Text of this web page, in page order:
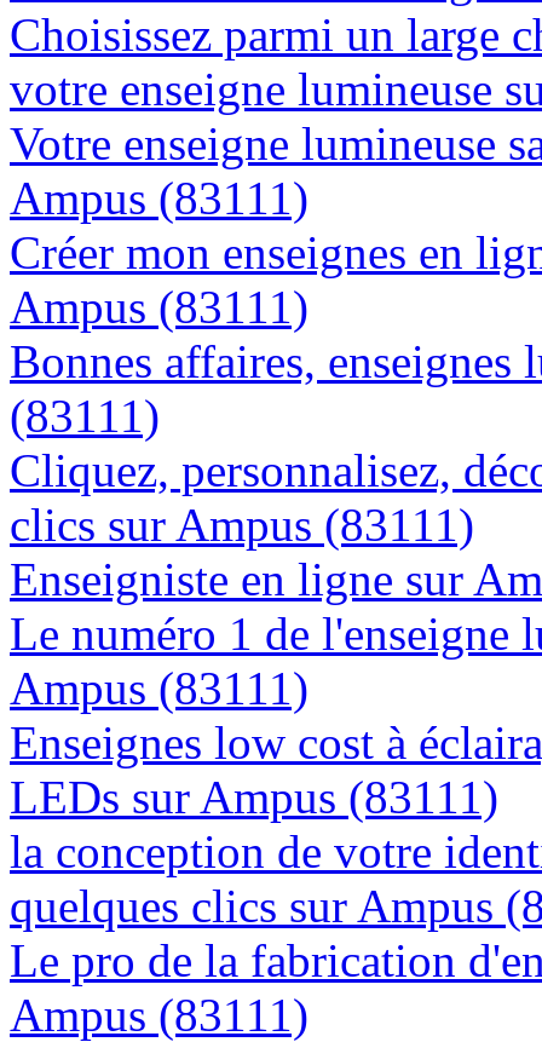
Choisissez parmi un large
votre enseigne lumineuse
Votre enseigne lumineuse
Ampus (83111)
Créer mon enseignes en
Ampus (83111)
Bonnes affaires, enseignes
(83111)
Cliquez, personnalisez,
clics sur Ampus (83111)
Enseigniste en ligne sur
Le numéro 1 de l'enseigne
Ampus (83111)
Enseignes low cost à
LEDs sur Ampus (83111)
la conception de votre
quelques clics sur Ampus
Le pro de la fabrication
Ampus (83111)